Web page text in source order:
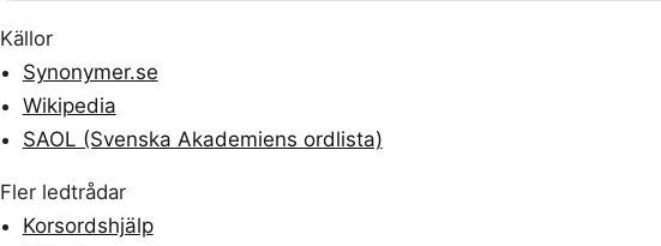
Källor
Synonymer.se
Wikipedia
SAOL (Svenska Akademiens ordlista)
Fler ledtrådar
Korsordshjälp